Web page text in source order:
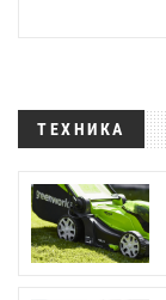
ТЕХНИКА